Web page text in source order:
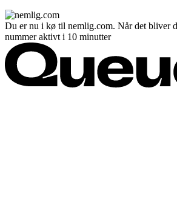
Du er nu i kø til nemlig.com. Når det bliver
nummer aktivt i 10 minutter